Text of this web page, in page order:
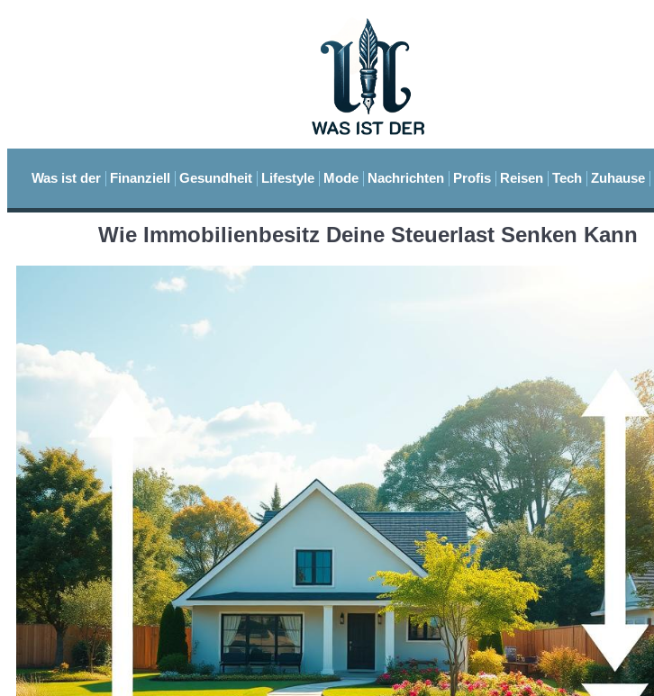
Was ist der Finanziell Gesundheit Lifestyle Mode Nachrichten Profis Reisen Tech Zuhause
Wie Immobilienbesitz Deine Steuerlast Senken Kann